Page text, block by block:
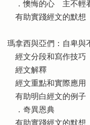
．懊悔的心 主不輕
有助實踐經文的默想
瑪拿西與亞們：自卑與
經文分段和寫作技巧
經文解釋
經文重點和實際應用
有助明白經文的例子
．奇異恩典